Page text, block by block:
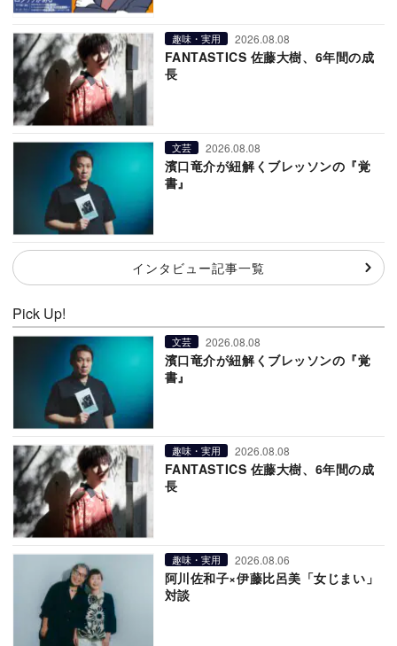
趣味・実用 2026.08.08
FANTASTICS 佐藤大樹、6年間の成
長
文芸 2026.08.08
濱口竜介が紐解くブレッソンの『覚
書』
インタビュー記事一覧
Pick Up!
文芸 2026.08.08
濱口竜介が紐解くブレッソンの『覚
書』
趣味・実用 2026.08.08
FANTASTICS 佐藤大樹、6年間の成
長
趣味・実用 2026.08.06
阿川佐和子×伊藤比呂美「女じまい」
対談